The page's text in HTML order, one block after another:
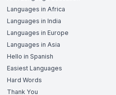
Languages in Africa
Languages in India
Languages in Europe
Languages in Asia
Hello in Spanish
Easiest Languages
Hard Words
Thank You